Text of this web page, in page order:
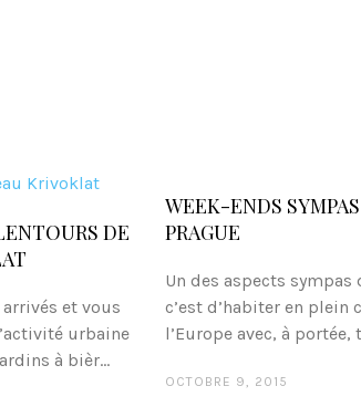
DE
et vous
urbaine
à bièr...
WEEK-ENDS
PRAGUE
Un des aspects sympas
c’est d’habiter en plein
l’Europe avec, à portée,
OCTOBRE 9, 2015